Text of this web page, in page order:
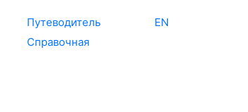
Путеводитель
Справочная
EN